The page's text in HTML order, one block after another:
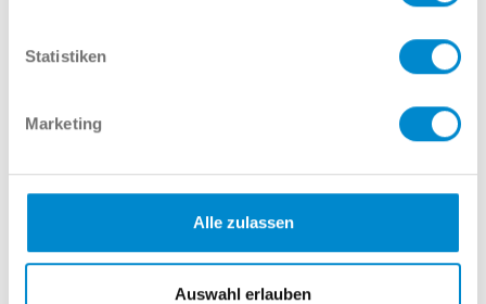
Statistiken
Marketing
Alle zulassen
Auswahl erlauben
Thomas Wagner
Verkauf VW NW, Professional Class Berater
02381 7998-219
twagner@potthoff.de